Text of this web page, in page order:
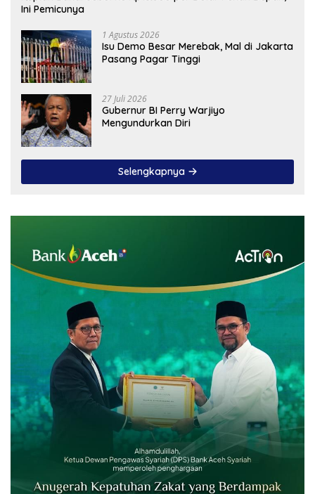
Ini Pemicunya
1 Agustus 2026
Isu Demo Besar Merebak, Mal di Jakarta
Pasang Pagar Tinggi
27 Juli 2026
Gubernur BI Perry Warjiyo
Mengundurkan Diri
Selengkapnya